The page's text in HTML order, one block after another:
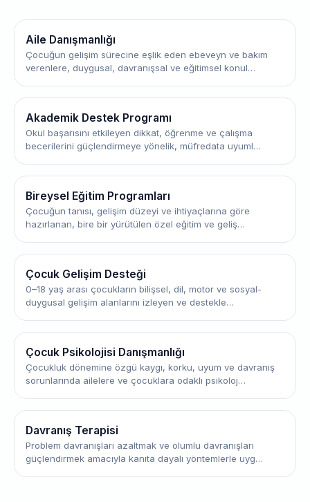
Aile Danışmanlığı
Çocuğun gelişim sürecine eşlik eden ebeveyn ve bakım
verenlere, duygusal, davranışsal ve eğitimsel konul…
Akademik Destek Programı
Okul başarısını etkileyen dikkat, öğrenme ve çalışma
becerilerini güçlendirmeye yönelik, müfredata uyuml…
Bireysel Eğitim Programları
Çocuğun tanısı, gelişim düzeyi ve ihtiyaçlarına göre
hazırlanan, bire bir yürütülen özel eğitim ve geliş…
Çocuk Gelişim Desteği
0–18 yaş arası çocukların bilişsel, dil, motor ve sosyal-
duygusal gelişim alanlarını izleyen ve destekle…
Çocuk Psikolojisi Danışmanlığı
Çocukluk dönemine özgü kaygı, korku, uyum ve davranış
sorunlarında ailelere ve çocuklara odaklı psikoloj…
Davranış Terapisi
Problem davranışları azaltmak ve olumlu davranışları
güçlendirmek amacıyla kanıta dayalı yöntemlerle uyg…